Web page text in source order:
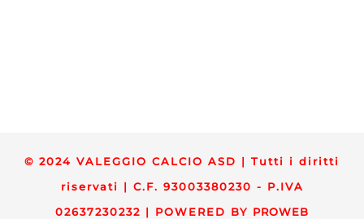
© 2024 VALEGGIO CALCIO ASD | Tutti i diritti
riservati | C.F. 93003380230 - P.IVA
02637230232 | POWERED BY PROWEB